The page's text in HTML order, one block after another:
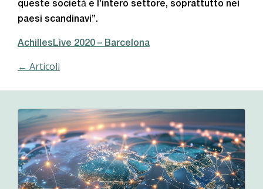
queste società e l’intero settore, soprattutto nei
paesi scandinavi”.
AchillesLive 2020 – Barcelona
← Articoli